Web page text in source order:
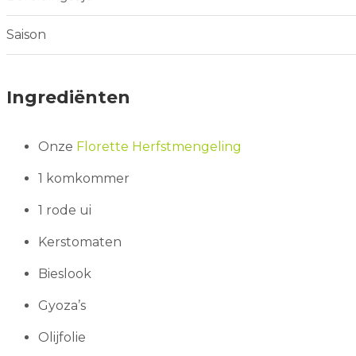
Saison
Ingrediënten
Onze Florette Herfstmengeling
1 komkommer
1 rode ui
Kerstomaten
Bieslook
Gyoza’s
Olijfolie